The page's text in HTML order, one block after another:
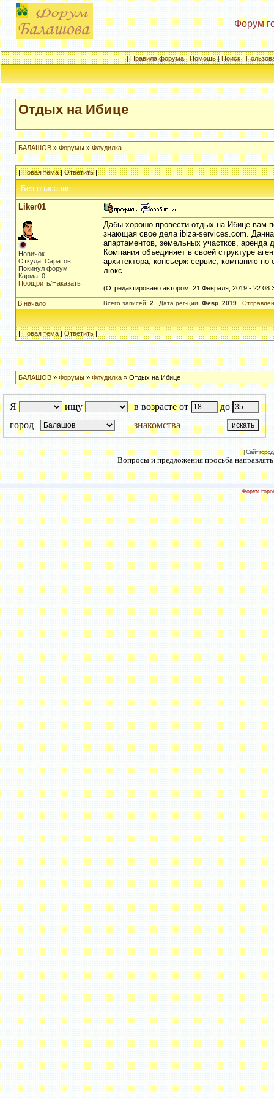
Форум
|Правила форума|Помощь|Поиск|
Отдых на Ибице
БАЛАШОВ» Форумы» Флудилка
|Новая тема|Ответить|
Без описания
Liker01
Новичок
Откуда: Саратов
Покинул форум
Карма: 0
Поощрить/Наказать
Дабы хорошо провести отдых на Ибице вам
знающая свое дела ibiza-services.com.
апартаментов, земельных участков, аренда
Компания объединяет в своей структуре
архитектора, консьерж-сервис, компанию
люкс.
(Отредактировано автором: 21 Февраля, 2019 -
В начало Всего записей: 2 Дата рег-ции: Февр. 2019
|Новая тема|Ответить|
БАЛАШОВ» Форумы» Флудилка» Отдых на Ибице
Я ищу в возрасте от
до
город
знакомства
| Сайт
Вопросы и предложения просьба
Форум